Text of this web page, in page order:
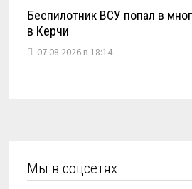
Беспилотник ВСУ попал в
в Керчи
07.08.2026 в 18:14
Мы в соцсетях